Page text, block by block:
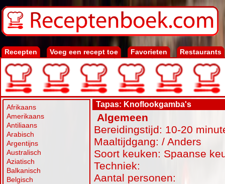
Recepten Voeg een recept toe Favorieten Restaurants
Afrikaans
Amerikaans
Antiliaans
Arabisch
Argentijns
Australisch
Aziatisch
Balkanisch
Belgisch
Tapas: Knoflookgamba's
Algemeen
Bereidingstijd: 10-20
Maaltijdgang: / Anders
Soort keuken: Spaanse
Techniek:
Aantal personen: